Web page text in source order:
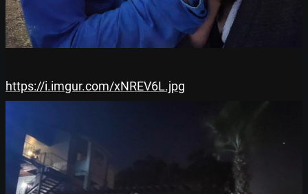
https://i.imgur.com/xNREV6L.jpg